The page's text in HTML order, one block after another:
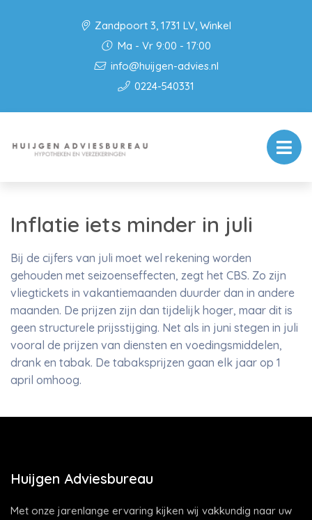
Zandpoort 3, 1731 LV, Winkel
Ma - Vr 9:00 - 17:00
info@huijgen-advies.nl
0224-540331
Inflatie iets minder in juli
Bij de cijfers van juli moet wel rekening worden
gehouden met seizoenseffecten, zegt het CBS. Zo zijn
vliegtickets in vakantiemaanden duurder dan in andere
maanden. De prijzen zijn dan tijdelijk hoger, maar dit is
geen structurele prijsstijging. Net als in juni stegen in juli
vooral de prijzen van diensten en voedingsmiddelen,
drank en tabak. De tabaksprijzen gaan elk jaar op 1
april omhoog.
Huijgen Adviesbureau
Met onze jarenlange ervaring kijken wij vakkundig naar uw